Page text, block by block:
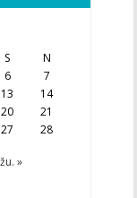
S N
»
6
7
13
14
20
21
27 28